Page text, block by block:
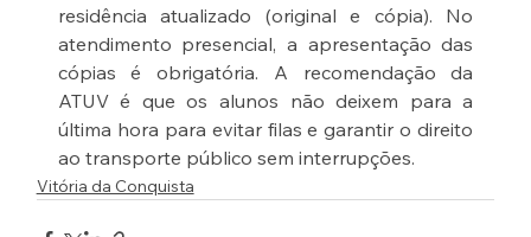
residência atualizado (original e cópia). No
atendimento presencial, a apresentação das
cópias é obrigatória. A recomendação da
ATUV é que os alunos não deixem para a
última hora para evitar filas e garantir o direito
ao transporte público sem interrupções.
Vitória da Conquista